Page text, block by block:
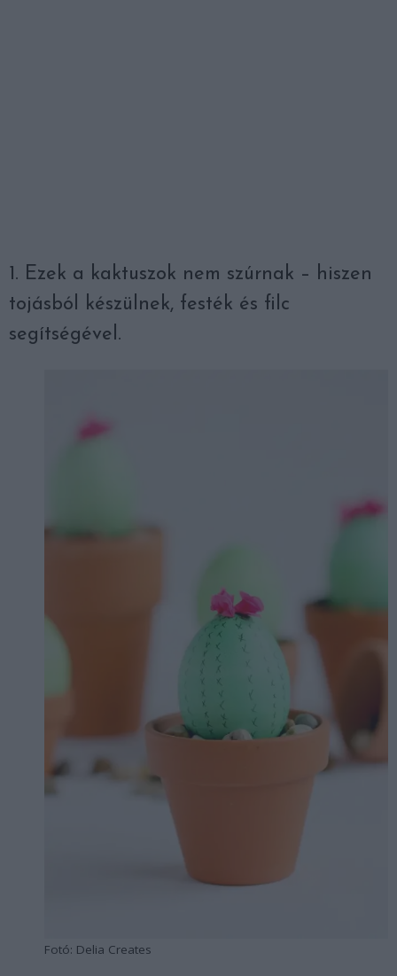
1. Ezek a kaktuszok nem szúrnak – hiszen
tojásból készülnek, festék és filc
segítségével.
Fotó: Delia Creates